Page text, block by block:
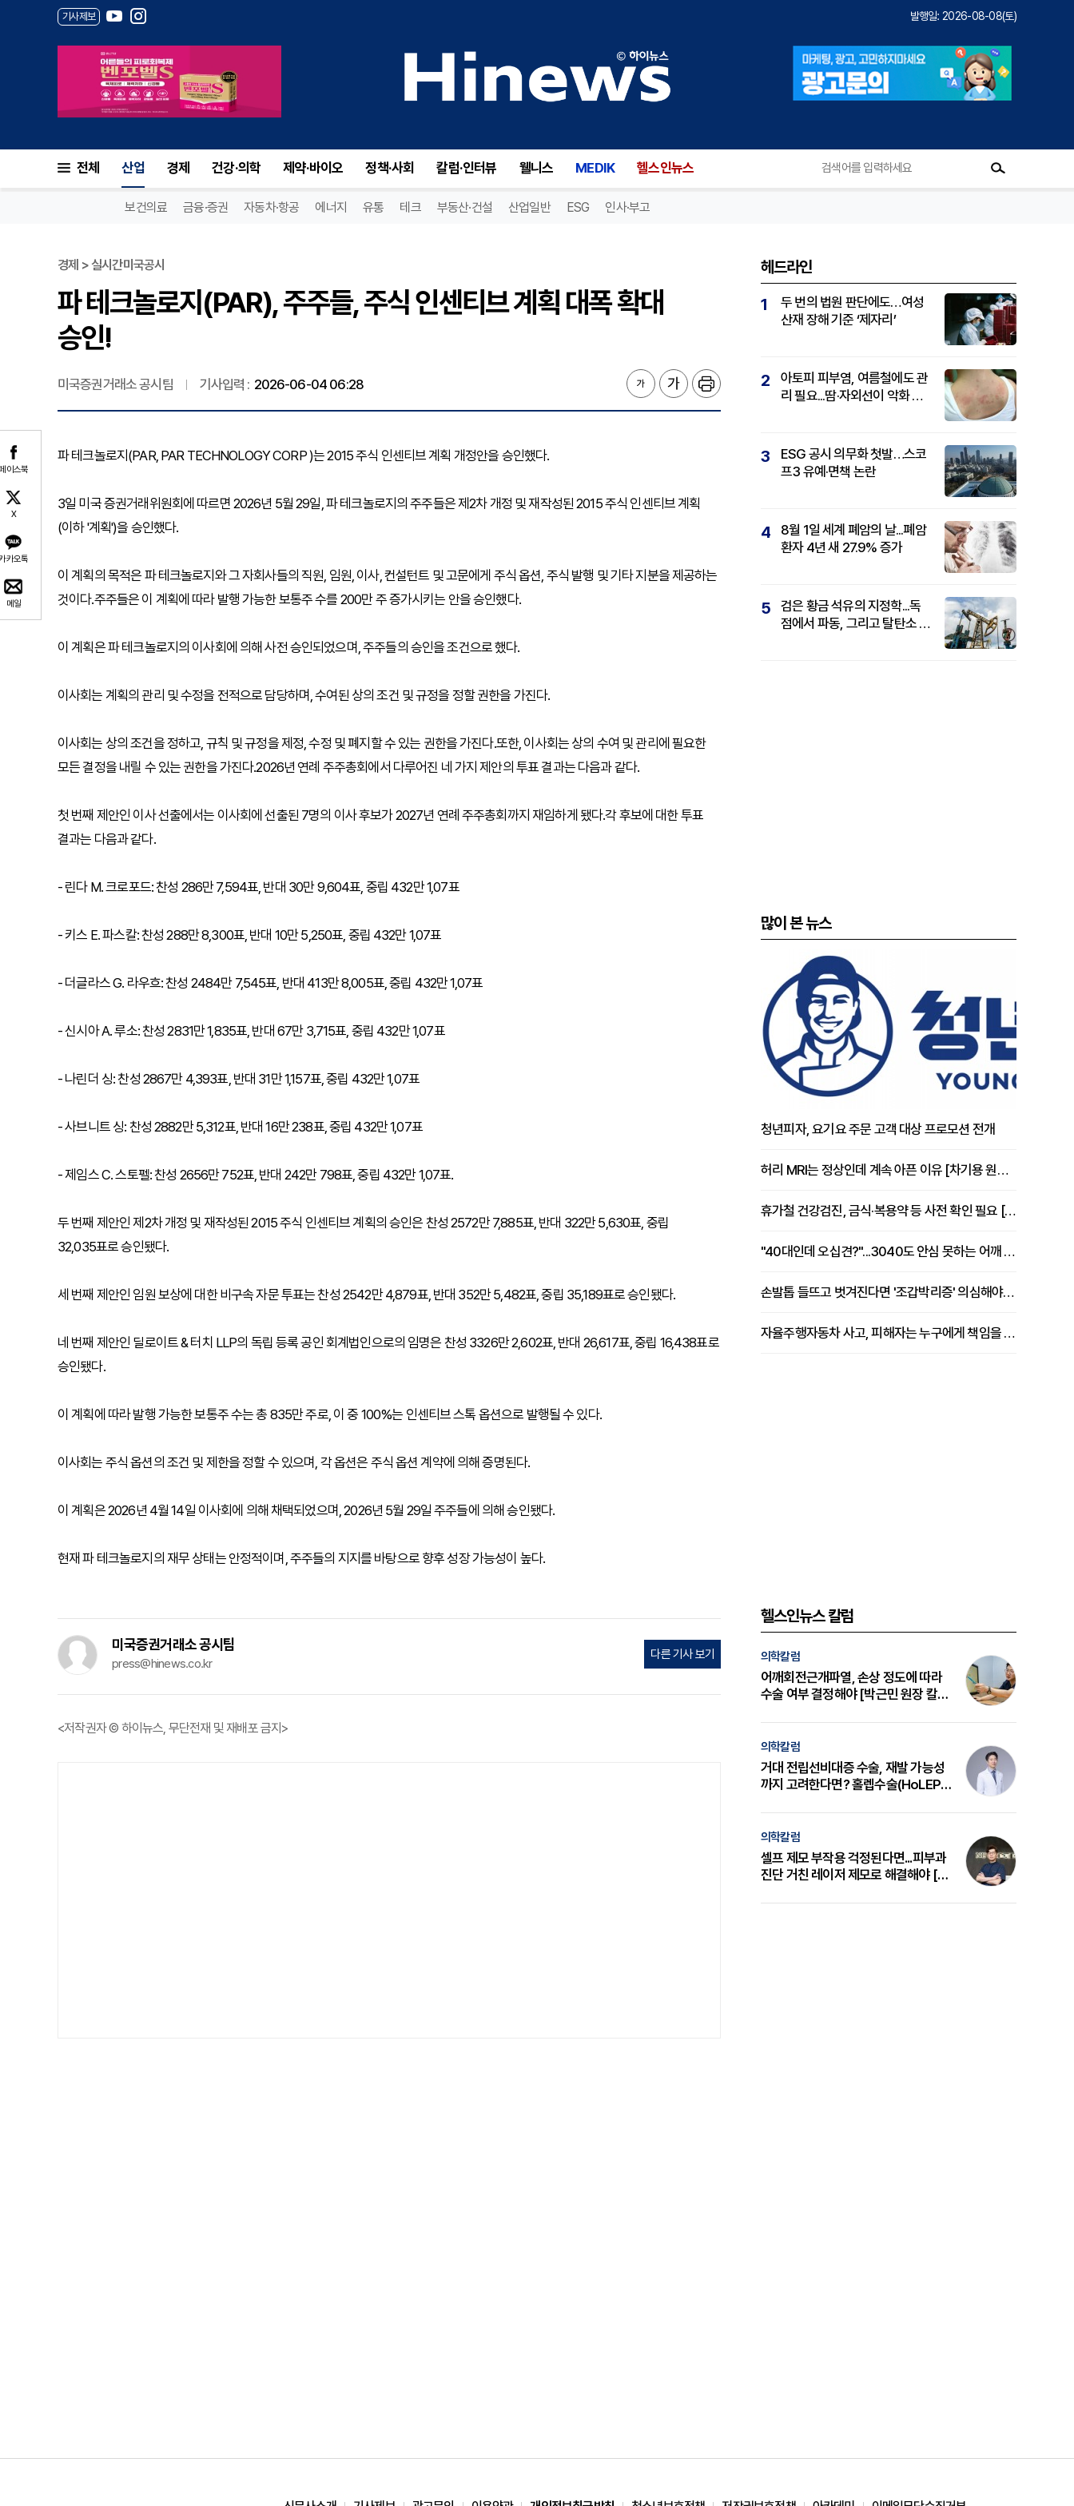
기사제보 발행일: 2026-08-08(토)
전체 산업 경제 건강·의학 제약·바이오 정책·사회 칼럼·인터뷰 웰니스 MEDIK 헬스인뉴스
보건의료 금융·증권 자동차·항공 에너지 유통 테크 부동산·건설 산업일반 ESG 인사·부고
이스북
X
카오톡
메일
경제 > 실시간미국공시
파 테크놀로지(PAR), 주주들, 주식 인센티브 계획 대폭 확대
승인!
미국증권거래소 공시팀 기사입력 : 2026-06-04 06:28
파 테크놀로지(PAR, PAR TECHNOLOGY CORP )는 2015 주식 인센티브 계획 개정안을 승인했다.
3일 미국 증권거래위원회에 따르면 2026년 5월 29일, 파 테크놀로지의 주주들은 제2차 개정 및 재작성된 2015 주식 인센티브 계획
(이하 '계획')을 승인했다.
이 계획의 목적은 파 테크놀로지와 그 자회사들의 직원, 임원, 이사, 컨설턴트 및 고문에게 주식 옵션, 주식 발행 및 기타 지분을 제공하는
것이다.주주들은 이 계획에 따라 발행 가능한 보통주 수를 200만 주 증가시키는 안을 승인했다.
이 계획은 파 테크놀로지의 이사회에 의해 사전 승인되었으며, 주주들의 승인을 조건으로 했다.
이사회는 계획의 관리 및 수정을 전적으로 담당하며, 수여된 상의 조건 및 규정을 정할 권한을 가진다.
이사회는 상의 조건을 정하고, 규칙 및 규정을 제정, 수정 및 폐지할 수 있는 권한을 가진다.또한, 이사회는 상의 수여 및 관리에 필요한
모든 결정을 내릴 수 있는 권한을 가진다.2026년 연례 주주총회에서 다루어진 네 가지 제안의 투표 결과는 다음과 같다.
첫 번째 제안인 이사 선출에서는 이사회에 선출된 7명의 이사 후보가 2027년 연례 주주총회까지 재임하게 됐다.각 후보에 대한 투표
결과는 다음과 같다.
- 린다 M. 크로포드: 찬성 286만 7,594표, 반대 30만 9,604표, 중립 432만 1,07표
- 키스 E. 파스칼: 찬성 288만 8,300표, 반대 10만 5,250표, 중립 432만 1,07표
- 더글라스 G. 라우흐: 찬성 2484만 7,545표, 반대 413만 8,005표, 중립 432만 1,07표
- 신시아 A. 루소: 찬성 2831만 1,835표, 반대 67만 3,715표, 중립 432만 1,07표
- 나린더 싱: 찬성 2867만 4,393표, 반대 31만 1,157표, 중립 432만 1,07표
- 사브니트 싱: 찬성 2882만 5,312표, 반대 16만 238표, 중립 432만 1,07표
- 제임스 C. 스토펠: 찬성 2656만 752표, 반대 242만 798표, 중립 432만 1,07표.
두 번째 제안인 제2차 개정 및 재작성된 2015 주식 인센티브 계획의 승인은 찬성 2572만 7,885표, 반대 322만 5,630표, 중립
32,035표로 승인됐다.
세 번째 제안인 임원 보상에 대한 비구속 자문 투표는 찬성 2542만 4,879표, 반대 352만 5,482표, 중립 35,189표로 승인됐다.
네 번째 제안인 딜로이트 & 터치 LLP의 독립 등록 공인 회계법인으로의 임명은 찬성 3326만 2,602표, 반대 26,617표, 중립 16,438표로
승인됐다.
이 계획에 따라 발행 가능한 보통주 수는 총 835만 주로, 이 중 100%는 인센티브 스톡 옵션으로 발행될 수 있다.
이사회는 주식 옵션의 조건 및 제한을 정할 수 있으며, 각 옵션은 주식 옵션 계약에 의해 증명된다.
이 계획은 2026년 4월 14일 이사회에 의해 채택되었으며, 2026년 5월 29일 주주들에 의해 승인됐다.
현재 파 테크놀로지의 재무 상태는 안정적이며, 주주들의 지지를 바탕으로 향후 성장 가능성이 높다.
미국증권거래소 공시팀
press@hinews.co.kr
다른 기사 보기
<저작권자 © 하이뉴스, 무단전재 및 재배포 금지>
헤드라인
1
두 번의 법원 판단에도…여성
산재 장해 기준 ‘제자리’
2
아토피 피부염, 여름철에도 관
리 필요...땀·자외선이 악화 요
3
ESG 공시 의무화 첫발…스코
프3 유예·면책 논란
4
8월 1일 세계 폐암의 날...폐암
환자 4년 새 27.9% 증가
5
검은 황금 석유의 지정학...독
점에서 파동, 그리고 탈탄소 패
많이 본 뉴스
청년피자, 요기요 주문 고객 대상 프로모션 전개
허리 MRI는 정상인데 계속 아픈 이유 [차기용 원장 칼럼]
휴가철 건강검진, 금식·복용약 등 사전 확인 필요 [정도감 원장 칼럼]
"40대인데 오십견?"...3040도 안심 못하는 어깨 유착성 관절낭염
손발톱 들뜨고 벗겨진다면 '조갑박리증' 의심해야 [김철윤 원장 칼럼]
자율주행자동차 사고, 피해자는 누구에게 책임을 물을 수 있을까
헬스인뉴스 칼럼
의학칼럼
어깨회전근개파열, 손상 정도에 따라
수술 여부 결정해야 [박근민 원장 칼
의학칼럼
거대 전립선비대증 수술, 재발 가능성
까지 고려한다면? 홀렙수술(HoLEP)
의학칼럼
셀프 제모 부작용 걱정된다면...피부과
진단 거친 레이저 제모로 해결해야 [변